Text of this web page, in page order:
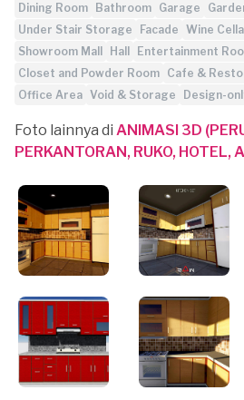
Dining Room
Bathroom Garage
Under Stair Storage
Facade Wine
Showroom Mall
Hall Entertainment
Closet and Powder Room Cafe & Resto
Office Area Void & Storage Design-
Foto lainnya di ANIMASI 3D
PERKANTORAN, RUKO, HOTEL,